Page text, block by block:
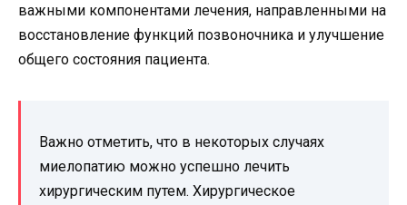
важными компонентами лечения, направленными на
восстановление функций позвоночника и улучшение
общего состояния пациента.
Важно отметить, что в некоторых случаях
миелопатию можно успешно лечить
хирургическим путем. Хирургическое